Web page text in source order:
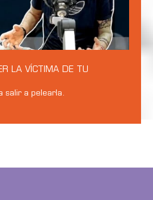
LA VÍCTIMA DE TU
salir a pelearla.